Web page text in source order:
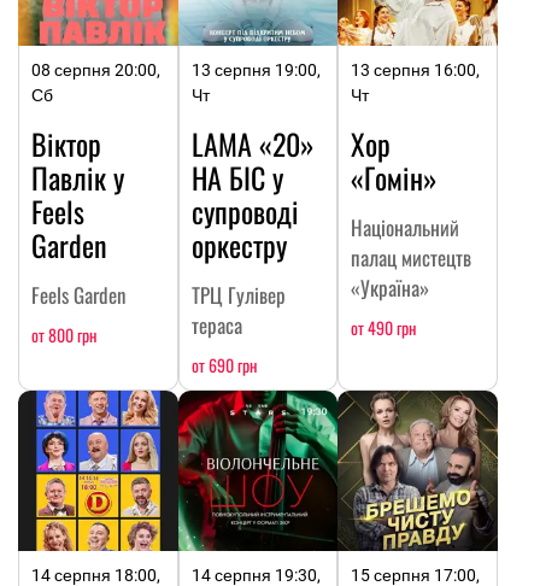
08 серпня 20:00,
Сб
Віктор
Павлік у
Feels
Garden
Feels Garden
от 800 грн
13 серпня 19:00,
Чт
LAMA «20»
НА БІС у
супроводі
оркестру
ТРЦ Гулівер
тераса
от 690 грн
13 серпня 16:00,
Чт
Хор
«Гомін»
Національний
палац мистецтв
«Україна»
от 490 грн
14 серпня 18:00,
14 серпня 19:30,
15 серпня 17:00,